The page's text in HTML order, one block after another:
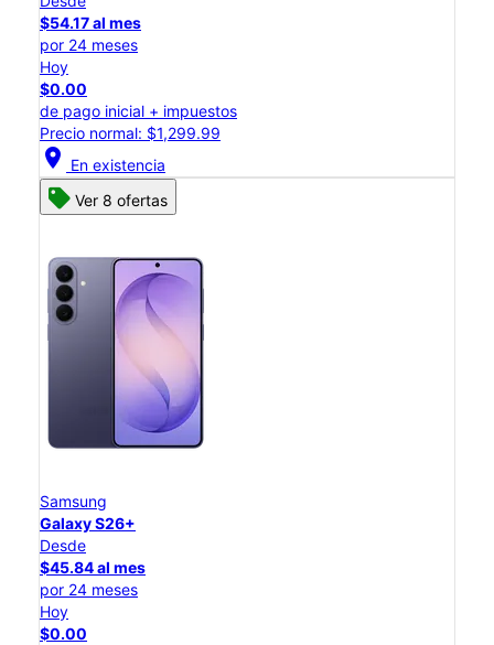
$54.17 al mes
por 24 meses
Hoy
$0.00
de pago inicial + impuestos
Precio normal: $1,299.99
location_on En existencia
Ver 8 ofertas
Samsung
Galaxy S26+
Desde
$45.84 al mes
por 24 meses
Hoy
$0.00